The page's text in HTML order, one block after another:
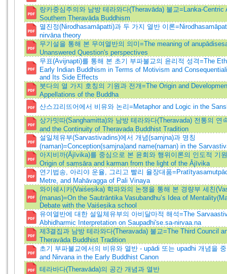
랑카중심주의와 남방 테라와다(Theravāda) 불교=Lanka-Centric
Southern Theravāda Buddhism
멸진정(Nirodhasamāpatti)과 두 가지 열반 이론
nirvāṇa theory
무기설을 통해 본 무여열반의 의미=The meaning of
Unanswered Question's perspectives
무표(Avijnapti)를 통해 본 초기 부파불교의 윤리적 성격=The
Early Indian Buddhism in Terms of Motivism and
and Its Side Effects
붓다의 열 가지 호칭의 기원과 전개=The Origin and
Appellations of the Buddha
산스끄리뜨어에서 비유와 논리=Metaphor and Logic in the
상가밋따(Sanghamitta)와 남방 테라와다(Theravada) 전통의 연
and the Continuity of Theravada Buddhist Tradition
설일체유부(Sarvastivadins)에서 개념(samjna)과 명칭
(naman)=Conception(samjna)and name(naman) in the
아지비까(Ājīvika)를 중심으로 본 윤회와 행위이론의 인도적 기
Origin of saṃsāra and karman from the light of the Ājīvika
연기법송, 아리야 운율, 그리고 빨리 율장대품
Metre, and Mahāvagga of Pali Vinaya
와이쉐시카(Vaiśeṣika) 학파와의 논쟁을 통해 본 경량부 세친
(manas)=On the Sautrāntika Vasubandhu’s Idea of
Debate with the Vaiśeṣika school
유여열반에 대한 설일체유부의 아비달마적 해석=The
Abhidharmic Interpretation on Saupadhi'se.sa-nirvaa.na
제3결집과 남방 테라와다(Theravada) 불교=The Third Council
Theravāda Buddhist Tradition
초기 부파불교에서의 비유와 열반 - upādi 또는 upadhi 개념을
and Nirvana in the Early Buddhist Canon
테라바다(Theravāda)의 공간 개념과 열반